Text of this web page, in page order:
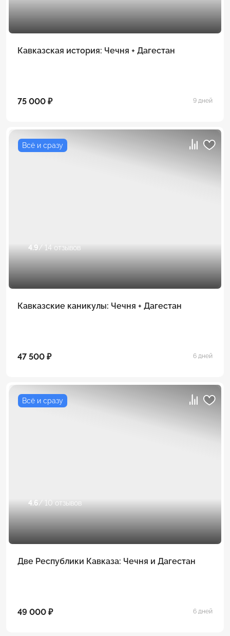
Кавказская история: Чечня + Дагестан
75 000 ₽ 9 дней
Всё и сразу
4.9/ 14 отзывов
Кавказские каникулы: Чечня + Дагестан
47 500 ₽ 6 дней
Всё и сразу
4.6/ 10 отзывов
Две Республики Кавказа: Чечня и Дагестан
49 000 ₽ 6 дней